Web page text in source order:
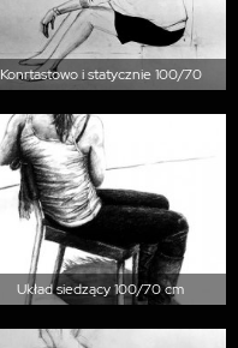
Konrtastowo i statycznie 100/70
Układ siedzący 100/70 cm